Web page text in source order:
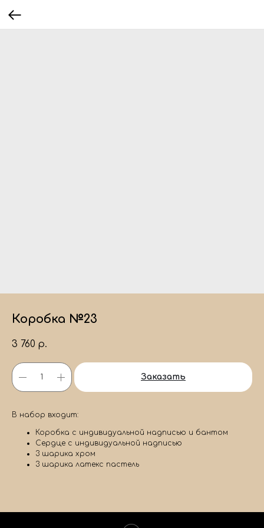
Коробка №23
3 760 р.
Заказать
В набор входит:
Коробка с индивидуальной надписью и бантом
Сердце с индивидуальной надписью
3 шарика хром
3 шарика латекс пастель